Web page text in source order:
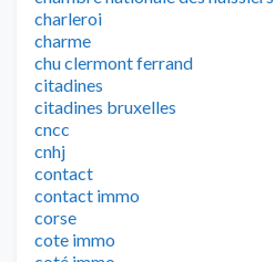
charleroi
charme
chu clermont ferrand
citadines
citadines bruxelles
cncc
cnhj
contact
contact immo
corse
cote immo